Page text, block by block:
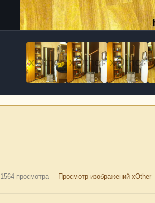
1564 просмотра Просмотр изображений xOther